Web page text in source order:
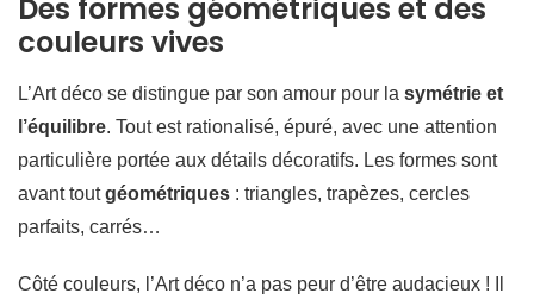
Des formes géométriques et des
couleurs vives
L’Art déco se distingue par son amour pour la symétrie et
l’équilibre. Tout est rationalisé, épuré, avec une attention
particulière portée aux détails décoratifs. Les formes sont
avant toutgéométriques : triangles, trapèzes, cercles
parfaits, carrés…
Côté couleurs, l’Art déco n’a pas peur d’être audacieux ! Il